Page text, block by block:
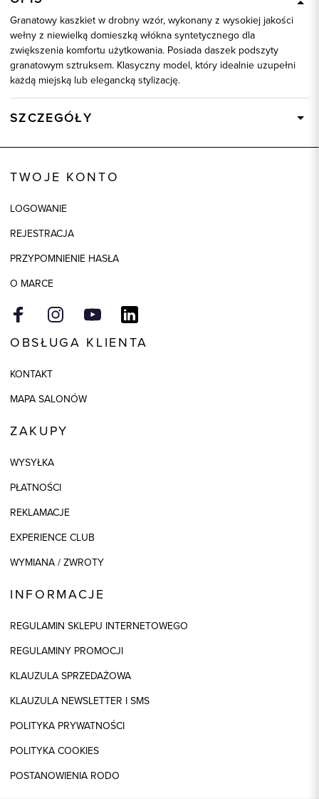
Granatowy kaszkiet w drobny wzór, wykonany z wysokiej jakości
wełny z niewielką domieszką włókna syntetycznego dla
zwiększenia komfortu użytkowania. Posiada daszek podszyty
granatowym sztruksem. Klasyczny model, który idealnie uzupełni
każdą miejską lub elegancką stylizację.
SZCZEGÓŁY
Składy podszewek
Kolor
TWOJE KONTO
LOGOWANIE
REJESTRACJA
PRZYPOMNIENIE HASŁA
O MARCE
OBSŁUGA KLIENTA
KONTAKT
MAPA SALONÓW
ZAKUPY
WYSYŁKA
PŁATNOŚCI
REKLAMACJE
EXPERIENCE CLUB
WYMIANA / ZWROTY
INFORMACJE
REGULAMIN SKLEPU INTERNETOWEGO
REGULAMINY PROMOCJI
KLAUZULA SPRZEDAŻOWA
KLAUZULA NEWSLETTER I SMS
POLITYKA PRYWATNOŚCI
POLITYKA COOKIES
POSTANOWIENIA RODO